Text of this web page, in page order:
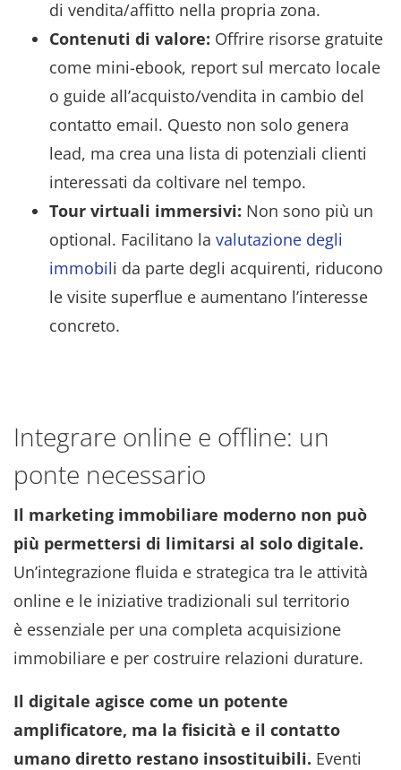
di vendita/affitto nella propria zona.
Contenuti di valore: Offrire risorse gratuite
come mini-ebook, report sul mercato locale
o guide all’acquisto/vendita in cambio del
contatto email. Questo non solo genera
lead, ma crea una lista di potenziali clienti
interessati da coltivare nel tempo.
Tour virtuali immersivi: Non sono più un
optional. Facilitano la valutazione degli
immobili da parte degli acquirenti, riducono
le visite superflue e aumentano l’interesse
concreto.
Integrare online e offline: un
ponte necessario
Il marketing immobiliare moderno non può
più permettersi di limitarsi al solo digitale.
Un’integrazione fluida e strategica tra le attività
online e le iniziative tradizionali sul territorio
è essenziale per una completa acquisizione
immobiliare e per costruire relazioni durature.
Il digitale agisce come un potente
amplificatore, ma la fisicità e il contatto
umano diretto restano insostituibili. Eventi